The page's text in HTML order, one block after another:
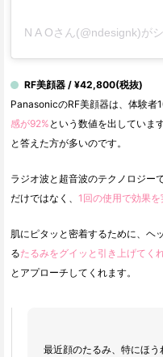
N A Oさん(@ndesignk)が
RF美顔器 / ¥42,800(税抜)
PanasonicのRF美顔器は、体験者
感が92% という数値を出していま
と答えた方が多いのです。
ラジオ波と超音波のテクノロジーで
だけではなく、 1回の使用で効果
肌にピタッと密着するために、ヘ
るたるみをグイッと引き上げてく
とアプローチしてくれます。
最近顔のたるみ、特にほ